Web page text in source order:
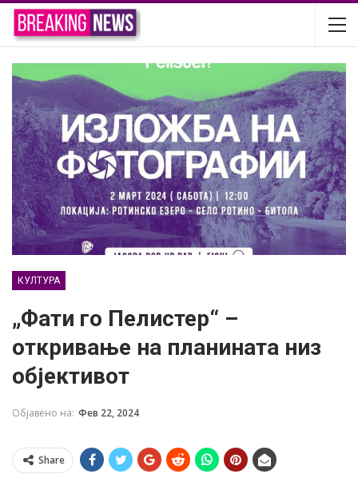
КУЛТУРА
„Фати го Пелистер“ –
откривање на планината низ
објективот
Објавено на: Фев 22, 2024
Share